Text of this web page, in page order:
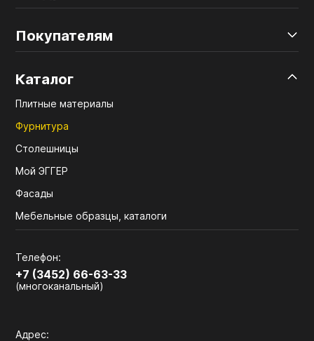
Покупателям
Каталог
Плитные материалы
Фурнитура
Столешницы
Мой ЭГГЕР
Фасады
Мебельные образцы, каталоги
Телефон:
+7 (3452) 66-63-33
(многоканальный)
Адрес: